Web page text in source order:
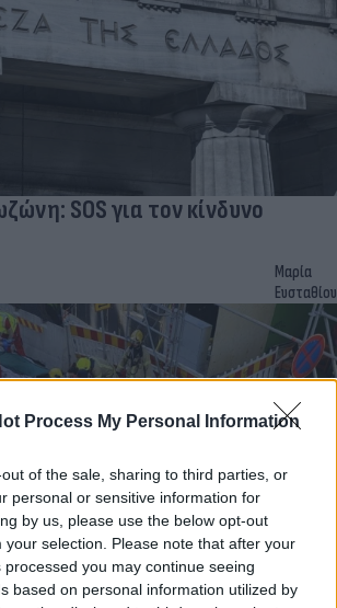
Process My Personal Information
of the sale, sharing to third parties, or
personal or sensitive information for
by us, please use the below opt-out
your selection. Please note that after your
you may continue seeing
based on personal information utilized by
SOS για τον κίνδυνο
Μαρία
Ευσταθίου
πεζογέφυρα -